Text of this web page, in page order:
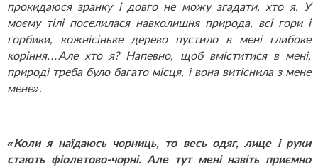
прокидаюся зранку і довго не можу згадати, хто я. У
моєму тілі поселилася навколишня природа, всі гори і
горбики, кожнісіньке дерево пустило в мені глибоке
коріння…Але хто я? Напевно, щоб вміститися в мені,
природі треба було багато місця, і вона витіснила з мене
мене».
«Коли я наїдаюсь чорниць, то весь одяг, лице і руки
стають фіолетово-чорні. Але тут мені навіть приємно